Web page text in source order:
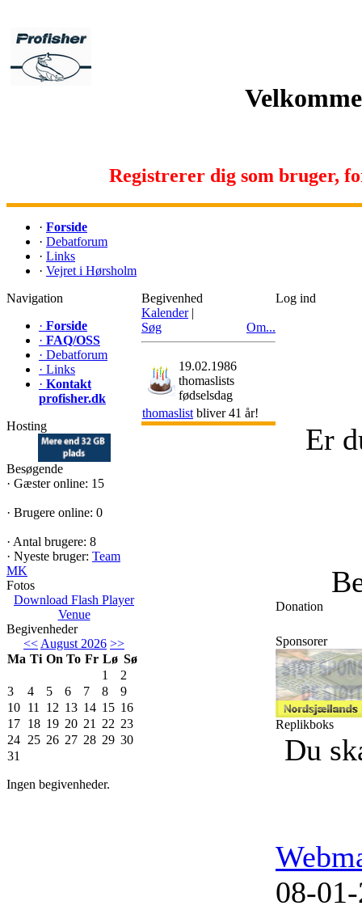
Registrerer dig som bruger,
· Forside
· Debatforum
· Links
· Vejret i Hørsholm
Navigation
· Forside
· FAQ/OSS
· Debatforum
· Links
· Kontakt
profisher.dk
Hosting
Besøgende
· Gæster online: 15
· Brugere online: 0
· Antal brugere: 8
· Nyeste bruger: Team
MK
Fotos
Download Flash Player
Venue
Begivenheder
<< August 2026 >>
Ma Ti On To Fr Lø Sø
1
2
3
4 5 6 7 8
9
10 11 12 13 14 15 16
17 18 19 20 21 22 23
24 25 26 27 28 29 30
31
Ingen begivenheder.
Begivenhed
Kalender |
Søg
Om...
19.02.1986
thomaslists
fødselsdag
thomaslist bliver 41 år!
Log ind
Er
Donation
Sponsorer
Replikboks
Du
08-